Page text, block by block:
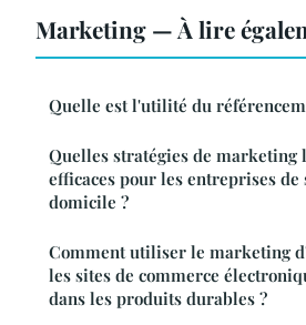
Marketing — À lire
Quelle est l'utilité du
Quelles stratégies de marketing
efficaces pour les entreprises de
domicile ?
Comment utiliser le marketing
les sites de commerce
dans les produits durables ?